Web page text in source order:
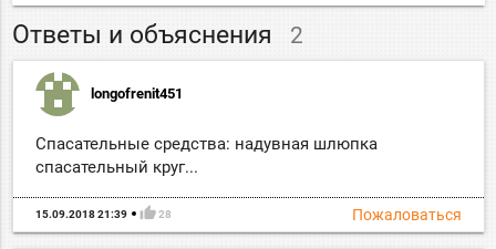
Ответы и объяснения 2
longofrenit451
Спасательные средства: надувная шлюпка
спасательный круг...
Пожаловаться
15.09.2018 21:39 thumb_up 28